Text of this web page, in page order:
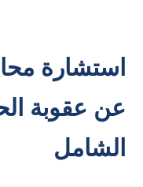
استشارة
عن عقوبة
الشامل